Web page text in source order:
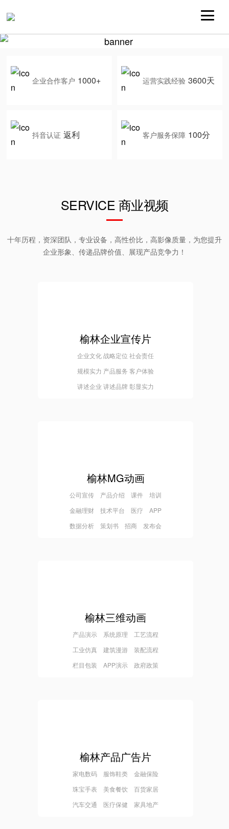
企业合作客户 1000+ 运营实践经验 3600天
抖音认证 返利 客户服务保障 100分
SERVICE 商业视频
十年历程，资深团队，专业设备，高性价比，高影像质量，为您提升
企业形象、传递品牌价值、展现产品竞争力！
榆林企业宣传片
企业文化 战略定位 社会责任
规模实力 产品服务 客户体验
讲述企业 讲述品牌 彰显实力
榆林MG动画
公司宣传 产品介绍 课件 培训
金融理财 技术平台 医疗 APP
数据分析 策划书 招商 发布会
榆林三维动画
产品演示 系统原理 工艺流程
工业仿真 建筑漫游 装配流程
栏目包装 APP演示 政府政策
榆林产品广告片
家电数码 服饰鞋类 金融保险
珠宝手表 美食餐饮 百货家居
汽车交通 医疗保健 家具地产